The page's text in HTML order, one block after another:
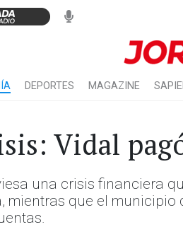
DEPORTES MAGAZINE
Vidal
una crisis financiera
mientras que el